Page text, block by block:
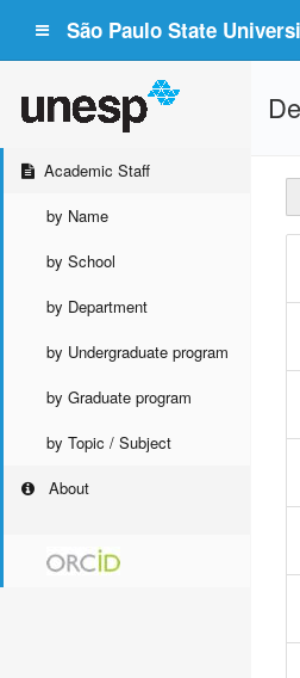
São Paulo State
Academic Staff
by Name
by School
by Department
by Undergraduate program
by Graduate program
by Topic / Subject
About